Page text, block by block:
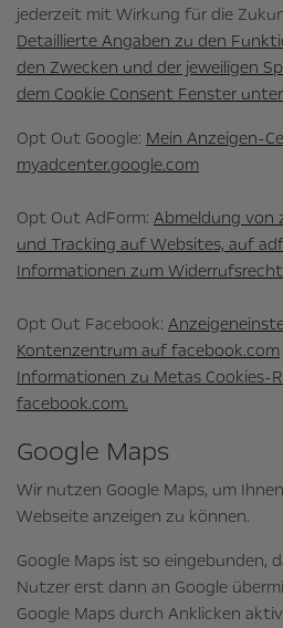
jederzeit mit Wirkung für die
Detaillierte Angaben zu den
den Zwecken und der jeweiligen
dem Cookie Consent Fenster
Opt Out Google: Mein Anzeigen-
myadcenter.google.com
Opt Out AdForm: Abmeldung von
und Tracking auf Websites, auf
Informationen zum
Opt Out Facebook:
Kontenzentrum auf facebook.com
Informationen zu Metas Cookies-
facebook.com.
Google Maps
Wir nutzen Google Maps, um
Webseite anzeigen zu können.
Google Maps ist so eingebunden,
Nutzer erst dann an Google
Google Maps durch Anklicken